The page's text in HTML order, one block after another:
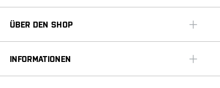
ÜBER DEN SHOP
INFORMATIONEN